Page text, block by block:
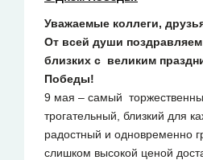
Уважаемые коллеги,
От всей души
близких с великим
Победы!
9 мая – самый
трогательный, близкий для
радостный и одновременно
слишком высокой ценой